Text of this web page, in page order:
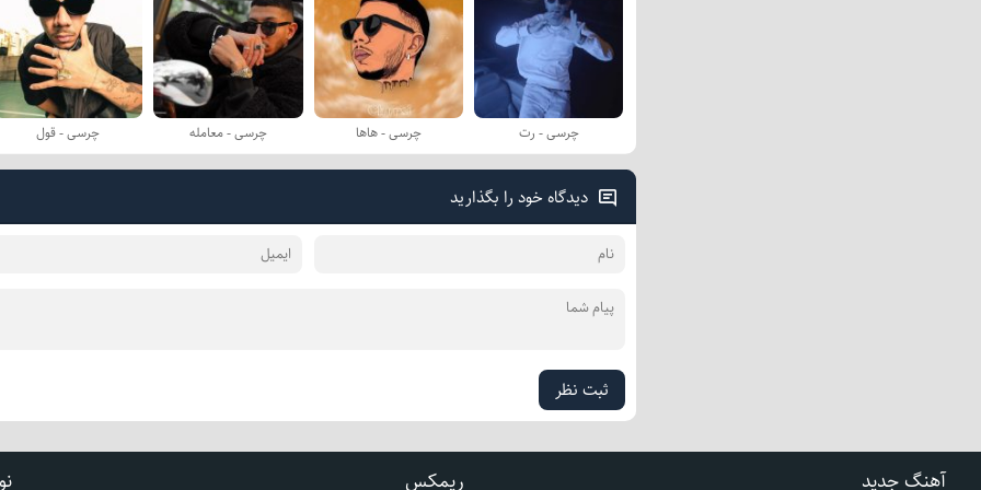
چرسی - رت چرسی - هاها چرسی - معامله چرسی - قول
دیدگاه خود را بگذارید
ثبت نظر
آهنگ جدید ریمکس